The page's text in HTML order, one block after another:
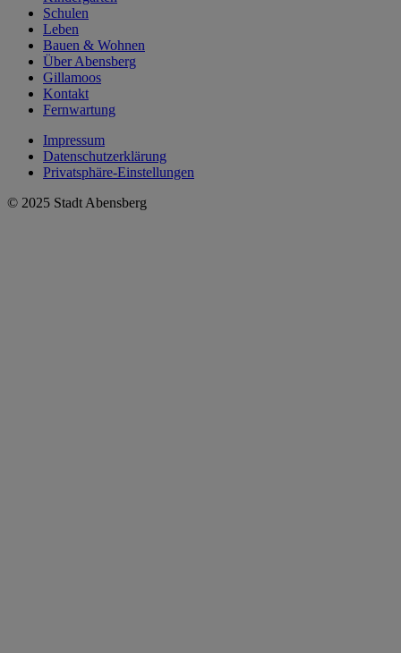
Schulen
Leben
Bauen & Wohnen
Über Abensberg
Gillamoos
Kontakt
Fernwartung
Impressum
Datenschutzerklärung
Privatsphäre-Einstellungen
© 2025 Stadt Abensberg